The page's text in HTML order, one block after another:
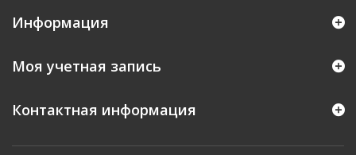
Информация
Моя учетная запись
Контактная информация